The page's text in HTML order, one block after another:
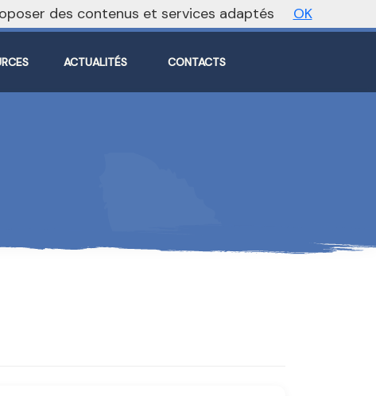
Vers le site national
ACTUALITÉS CONTACTS
des contenus et services adaptés OK